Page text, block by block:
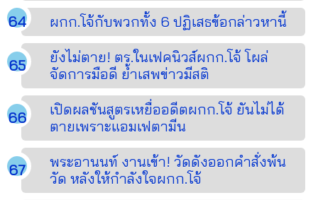
ผกก.โจ้กับพวกทั้ง 6 ปฏิเสธข้อกล่าวหานี้
ยังไม่ตาย! ตร.ในเฟคนิวส์ผกก.โจ้ โผล่
จัดการมือดี ย้ำเสพข่าวมีสติ
เปิดผลชันสูตรเหยื่ออดีตผกก.โจ้ ยันไม่ได้
ตายเพราะแอมเฟตามีน
พระอานนท์ งานเข้า! วัดดังออกคำสั่งพ้น
วัด หลังให้กำลังใจผกก.โจ้